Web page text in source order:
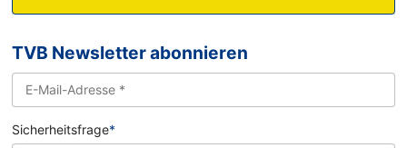
TVB Newsletter abonnieren
Sicherheitsfrage*